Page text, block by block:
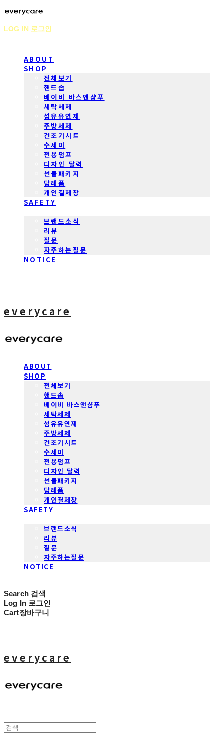
LOG IN 로그인
ABOUT
SHOP
전체보기
핸드솝
베이비 바스앤샴푸
세탁세제
섬유유연제
주방세제
건조기시트
수세미
전용펌프
디자인 달력
선물패키지
답례품
개인결제창
SAFETY
브랜드소식
리뷰
질문
자주하는질문
NOTICE
everycare
ABOUT
SHOP
전체보기
핸드솝
베이비 바스앤샴푸
세탁세제
섬유유연제
주방세제
건조기시트
수세미
전용펌프
디자인 달력
선물패키지
답례품
개인결제창
SAFETY
브랜드소식
리뷰
질문
자주하는질문
NOTICE
Search 검색
Log In 로그인
Cart장바구니
everycare